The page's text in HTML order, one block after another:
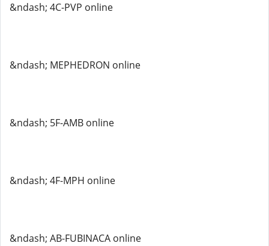
&ndash; 4C-PVP online
&ndash; MEPHEDRON online
&ndash; 5F-AMB online
&ndash; 4F-MPH online
&ndash; AB-FUBINACA online